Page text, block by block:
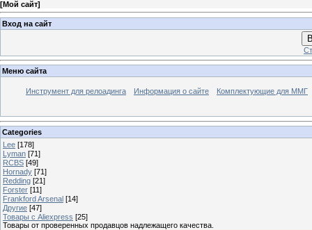
[Мой сайт]
Вход на сайт
Меню сайта
Инструмент для релоадинга Информация о сайте Комплектующие для ММГ
Categories
Lee [178]
Lyman [71]
RCBS [49]
Hornady [71]
Redding [21]
Forster [11]
Frankford Arsenal [14]
Другие [47]
Товары с Aliexpress [25]
Товары от проверенных продавцов надлежащего качества.